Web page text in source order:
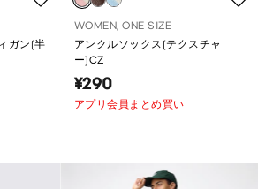
ガン(半
WOMEN, ONE SIZE
アンクルソックス(テクスチャ
ー)CZ
¥290
アプリ会員まとめ買い